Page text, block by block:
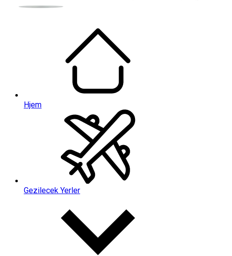
Hjem
Gezilecek Yerler